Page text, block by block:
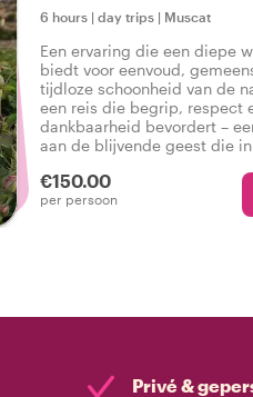
6 hours | day trips | Muscat
Een ervaring die een diepe
biedt voor eenvoud,
tijdloze schoonheid van de
een reis die begrip, respect
dankbaarheid bevordert –
aan de blijvende geest die
€150.00
per persoon
Privé &